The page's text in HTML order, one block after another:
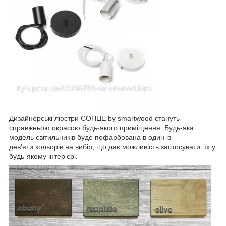
Дизайнерські люстри СОНЦЕ by smartwood стануть
справжньою окрасою будь-якого приміщення. Будь-яка
модель світильників буде пофарбована в один із
дев'яти кольорів на вибір, що дає можливість застосувати їх у
будь-якому інтер'єрі.